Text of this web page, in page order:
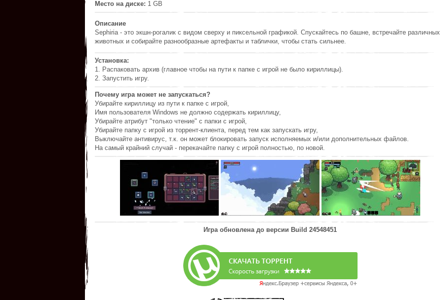
Место на диске: 1 GB
Описание
Sephiria - это экшн-рогалик с видом сверху и пиксельной графикой. Спускайтесь по башне, встречайте различных
животных и собирайте разнообразные артефакты и таблички, чтобы стать сильнее.
Установка:
1. Распаковать архив (главное чтобы на пути к папке с игрой не было кириллицы).
2. Запустить игру.
Почему игра может не запускаться?
Убирайте кириллицу из пути к папке с игрой,
Имя пользователя Windows не должно содержать кириллицу,
Убирайте атрибут "только чтение" с папки с игрой,
Убирайте папку с игрой из торрент-клиента, перед тем как запускать игру,
Выключайте антивирус, т.к. он может блокировать запуск исполняемых и/или дополнительных файлов.
На самый крайний случай - перекачайте папку с игрой полностью, по новой.
Игра обновлена до версии Build 24548451